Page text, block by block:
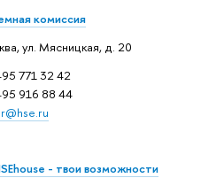
комиссия
ул. Мясницкая, д. 20
771 32 42
916 88 44
- твои возможности